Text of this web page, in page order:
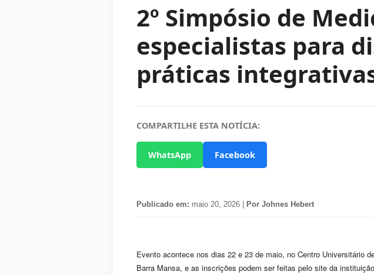
2º Simpósio de
especialistas para
práticas
COMPARTILHE ESTA NOTÍCIA:
WhatsApp Facebook
Publicado em: maio 20, 2026 | Por Johnes Hebert
Evento acontece nos dias 22 e 23 de maio, no Centro Universitário
Barra Mansa, e as inscrições podem ser feitas pelo site da instituição